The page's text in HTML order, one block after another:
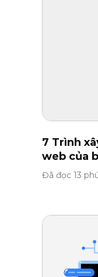
7 Trình
web của
Đã đọc 13